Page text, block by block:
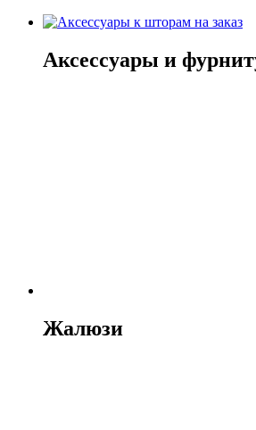
Аксессуары и
Жалюзи